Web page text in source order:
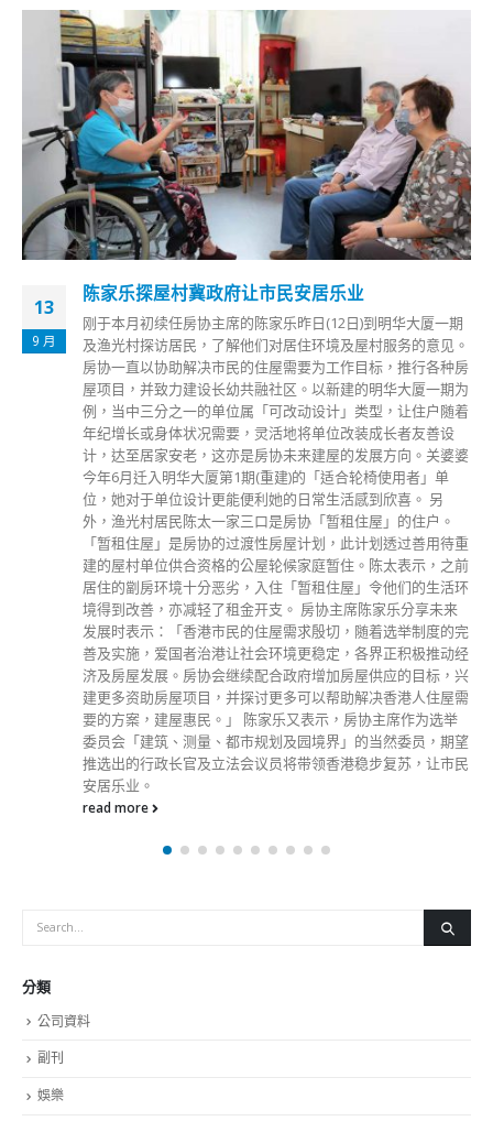
13
9 月
陈家乐探屋村冀政府让市民安居乐业
刚于本月初续任房协主席的陈家乐昨日(12日)到明华大厦一期
及渔光村探访居民，了解他们对居住环境及屋村服务的意见。
房协一直以协助解决市民的住屋需要为工作目标，推行各种房
屋项目，并致力建设长幼共融社区。以新建的明华大厦一期为
例，当中三分之一的单位属「可改动设计」类型，让住户随着
年纪增长或身体状况需要，灵活地将单位改装成长者友善设
计，达至居家安老，这亦是房协未来建屋的发展方向。关婆婆
今年6月迁入明华大厦第1期(重建)的「适合轮椅使用者」单
位，她对于单位设计更能便利她的日常生活感到欣喜。 另
外，渔光村居民陈太一家三口是房协「暂租住屋」的住户。
「暂租住屋」是房协的过渡性房屋计划，此计划透过善用待重
建的屋村单位供合资格的公屋轮候家庭暂住。陈太表示，之前
居住的劏房环境十分恶劣，入住「暂租住屋」令他们的生活环
境得到改善，亦减轻了租金开支。 房协主席陈家乐分享未来
发展时表示：「香港市民的住屋需求殷切，随着选举制度的完
善及实施，爱国者治港让社会环境更稳定，各界正积极推动经
济及房屋发展。房协会继续配合政府增加房屋供应的目标，兴
建更多资助房屋项目，并探讨更多可以帮助解决香港人住屋需
要的方案，建屋惠民。」 陈家乐又表示，房协主席作为选举
委员会「建筑、测量、都市规划及园境界」的当然委员，期望
推选出的行政长官及立法会议员将带领香港稳步复苏，让市民
安居乐业。
read more
分類
公司資料
副刊
娛樂